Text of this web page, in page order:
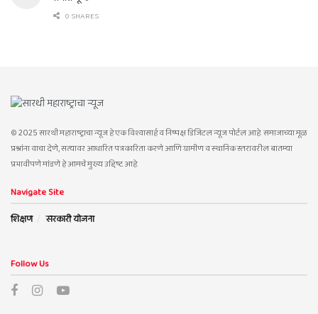
0 SHARES
© 2025 सारथी महाराष्ट्राचा न्यूज हे एक विश्वासार्ह व निष्पक्ष डिजिटल न्यूज पोर्टल आहे. समाजाच्या मूळ
प्रश्नांना वाचा देणे, सत्यावर आधारित पत्रकारिता करणे आणि ग्रामीण व स्थानिक स्तरावरील बातम्या
प्रभावीपणे मांडणे हे आमचे मुख्य उद्दिष्ट आहे.
Navigate Site
शिक्षण
सरकारी योजना
Follow Us